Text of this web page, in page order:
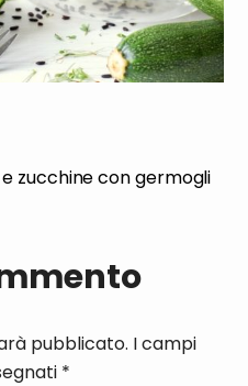
zucchine con germogli
pubblicato. I campi
*